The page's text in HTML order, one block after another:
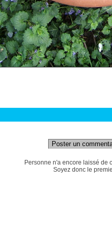
Poster un
Personne n'a encore laissé de
Soyez donc le